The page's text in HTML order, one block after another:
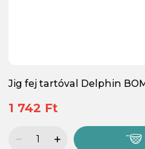
Jig fej tartóval Delphin
1 742 Ft